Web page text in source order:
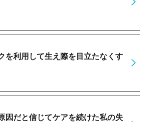
を利用して生え際を目立たなくす
因だと信じてケアを続けた私の失